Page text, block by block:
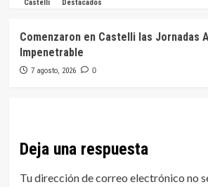
Castelli Destacados
Comenzaron en Castelli las Jornadas
Impenetrable
7 agosto, 2026 0
Deja una respuesta
Tu dirección de correo electrónico no